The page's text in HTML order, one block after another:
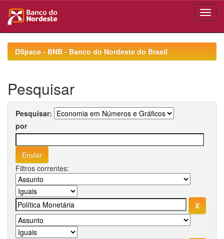
navigationDSpace - BNB - Banco do Nordeste do Brasil
Pesquisar
Pesquisar:
por
Filtros correntes: